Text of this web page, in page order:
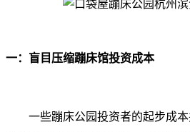
一：盲目压缩蹦床馆投资成本
一些蹦床公园投资者的起步成